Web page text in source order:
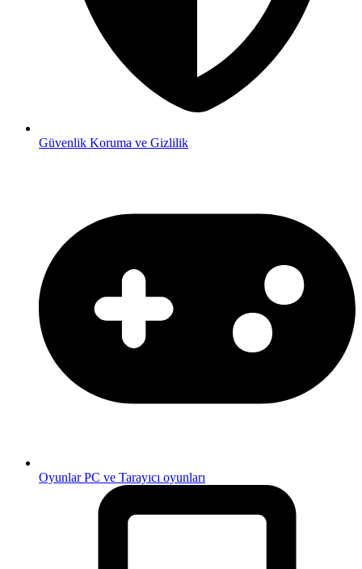
Güvenlik Koruma ve Gizlilik
OyunlarPC ve Tarayıcı oyunları